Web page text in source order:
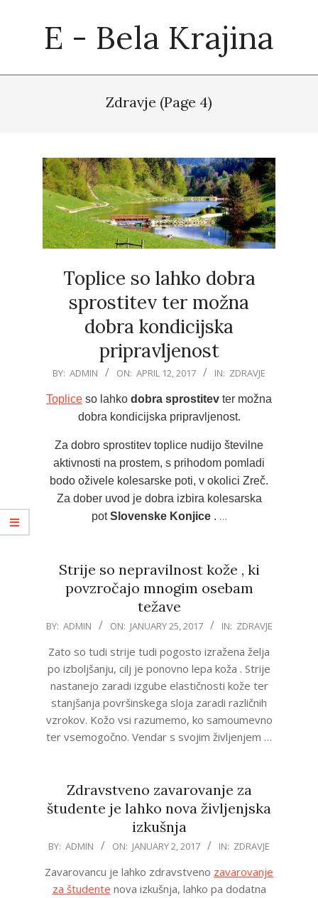
E - Bela Krajina
Zdravje (Page 4)
Toplice so lahko dobra
sprostitev ter možna
dobra kondicijska
pripravljenost
2017-
12
BY: ADMIN ON: APRIL 12, 2017 IN: ZDRAVJE
Toplice so lahko dobra sprostitev ter možna
dobra kondicijska pripravljenost.
Za dobro sprostitev toplice nudijo številne
aktivnosti na prostem, s prihodom pomladi
bodo oživele kolesarske poti, v okolici Zreč.
Za dober uvod je dobra izbira kolesarska
pot Slovenske Konjice . …
Strije so nepravilnost kože , ki
povzročajo mnogim osebam
težave
2017-
25
BY: ADMIN ON: JANUARY 25, 2017 IN: ZDRAVJE
Zato so tudi strije tudi pogosto izražena želja
po izboljšanju, cilj je ponovno lepa koža . Strije
nastanejo zaradi izgube elastičnosti kože ter
stanjšanja površinskega sloja zaradi različnih
vzrokov. Kožo vsi razumemo, ko samoumevno
ter vsemogočno. Vendar s svojim življenjem …
Zdravstveno zavarovanje za
študente je lahko nova življenjska
izkušnja
2017-
02
BY: ADMIN ON: JANUARY 2, 2017 IN: ZDRAVJE
Zavarovancu je lahko zdravstveno zavarovanje
za študente nova izkušnja, lahko pa dodatna